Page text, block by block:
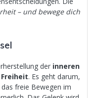
– und bewege dich
der inneren
. Es geht darum,
freie Bewegen im